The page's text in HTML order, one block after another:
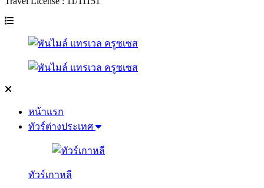
หน้าแรก
ทัวร์ต่างประเทศ
ทัวร์เกาหลี